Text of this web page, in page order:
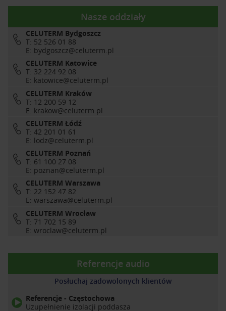
Nasze oddziały
CELUTERM Bydgoszcz
T: 52 526 01 88
E: bydgoszcz@celuterm.pl
CELUTERM Katowice
T: 32 224 92 08
E: katowice@celuterm.pl
CELUTERM Kraków
T: 12 200 59 12
E: krakow@celuterm.pl
CELUTERM Łódź
T: 42 201 01 61
E: lodz@celuterm.pl
CELUTERM Poznań
T: 61 100 27 08
E: poznan@celuterm.pl
CELUTERM Warszawa
T: 22 152 47 82
E: warszawa@celuterm.pl
CELUTERM Wrocław
T: 71 702 15 89
E: wroclaw@celuterm.pl
Referencje audio
Posłuchaj zadowolonych klientów
Referencje - Częstochowa
Uzupełnienie izolacji poddasza